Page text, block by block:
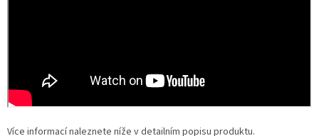
Více informací naleznete níže v detailním popisu produktu.